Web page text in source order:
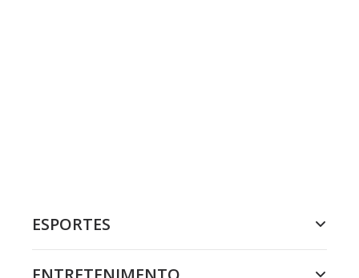
ESPORTES